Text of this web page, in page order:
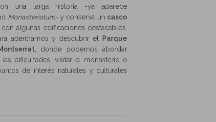
una larga historia -ya aparece
Monasteriolum- y conserva un casco
algunas edificaciones destacables.
adentrarnos y descubrir el
Parque
, donde podemos abordar
dificultades, visitar el monasterio o
de interés naturales y culturales